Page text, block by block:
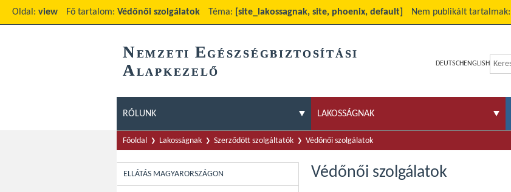
Oldal: view Fő tartalom: Védőnői szolgálatok Téma: [site_lakossagnak, site, phoenix, default] Nem publikált tartalmak:
NEMZETI EGÉSZSÉGBIZTOSÍTÁSI
ALAPKEZELŐ
DEUTSCH ENGLISH
RÓLUNK LAKOSSÁGNAK
Főoldal Lakosságnak Szerződött szolgáltatók Védőnői szolgálatok
ELLÁTÁS MAGYARORSZÁGON Védőnői szolgálatok